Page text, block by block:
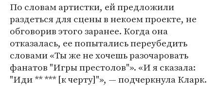
По словам артистки, ей предложили
раздеться для сцены в некоем проекте, не
обговорив этого заранее. Когда она
отказалась, ее попытались переубедить
словами «Ты же не хочешь разочаровать
фанатов "Игры престолов"». «И я сказала:
"Иди ** *** [к черту]"», — подчеркнула Кларк.